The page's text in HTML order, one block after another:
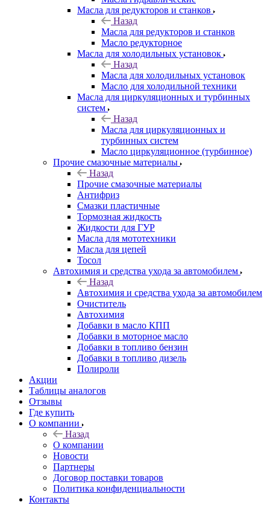
Масла для редукторов и станков
Назад
Масла для редукторов и станков
Масло редукторное
Масла для холодильных установок
Назад
Масла для холодильных установок
Масло для холодильной техники
Масла для циркуляционных и турбинных
систем
Назад
Масла для циркуляционных и
турбинных систем
Масло циркуляционное (турбинное)
Прочие смазочные материалы
Назад
Прочие смазочные материалы
Антифриз
Смазки пластичные
Тормозная жидкость
Жидкости для ГУР
Масла для мототехники
Масла для цепей
Тосол
Автохимия и средства ухода за автомобилем
Назад
Автохимия и средства ухода за автомобилем
Очиститель
Автохимия
Добавки в масло КПП
Добавки в моторное масло
Добавки в топливо бензин
Добавки в топливо дизель
Полироли
Акции
Таблицы аналогов
Отзывы
Где купить
О компании
Назад
О компании
Новости
Партнеры
Договор поставки товаров
Политика конфиденциальности
Контакты